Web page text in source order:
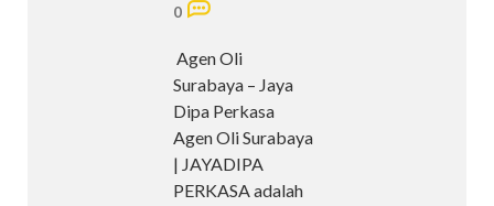
0
Agen Oli
Surabaya – Jaya
Dipa Perkasa
Agen Oli Surabaya
| JAYADIPA
PERKASA adalah